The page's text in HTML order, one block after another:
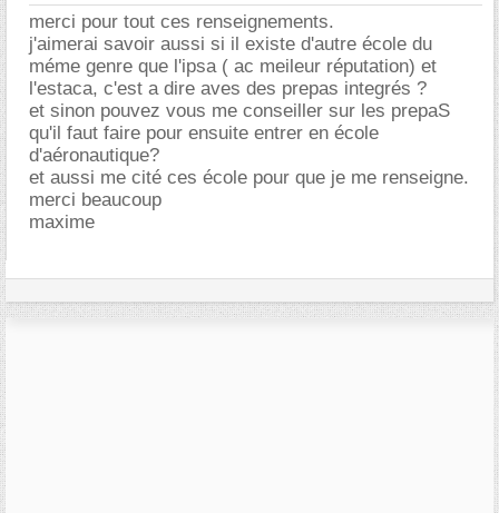
merci pour tout ces renseignements.
j'aimerai savoir aussi si il existe d'autre école du
méme genre que l'ipsa ( ac meileur réputation) et
l'estaca, c'est a dire aves des prepas integrés ?
et sinon pouvez vous me conseiller sur les prepaS
qu'il faut faire pour ensuite entrer en école
d'aéronautique?
et aussi me cité ces école pour que je me renseigne.
merci beaucoup
maxime